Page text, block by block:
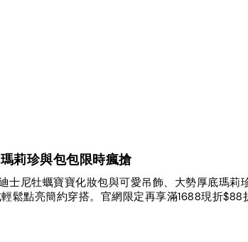
莉珍與包包限時瘋搶
士尼牡蠣寶寶化妝包與可愛吊飾、大勢厚底瑪莉
鬆點亮簡約穿搭。官網限定再享滿1688現折$88